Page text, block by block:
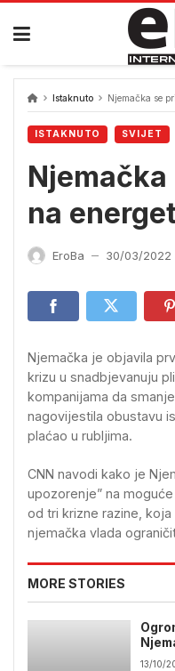
Skip
content
Istaknuto Njemačka se
ISTAKNUTO SVIJET
na
EroBa — 30/03/2022
Njemačka je objavila
krizu u snadbjevanuju
kompanijama da
nagovijestila obustavu
plaćao u rubljima.
CNN navodi kako je
upozorenje” na
od tri krizne razine,
njemačka vlada
MORE STORIES
13/10/